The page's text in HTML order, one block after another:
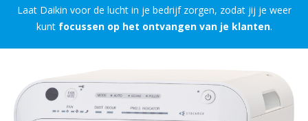
Laat Daikin voor de lucht in je bedrijf zorgen, zodat jij je weer
kunt focussen op het ontvangen van je klanten.